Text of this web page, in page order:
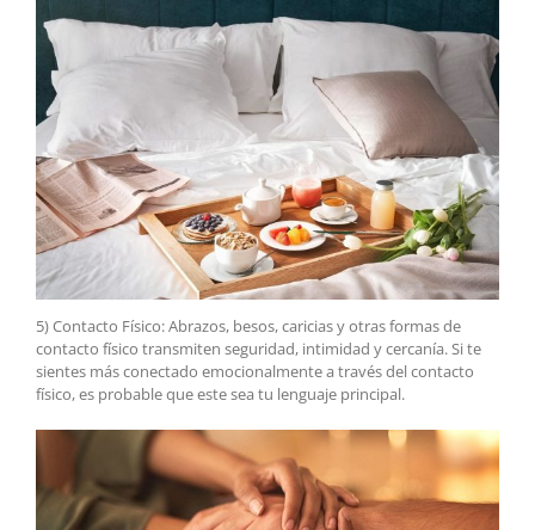
5) Contacto Físico: Abrazos, besos, caricias y otras formas de
contacto físico transmiten seguridad, intimidad y cercanía. Si te
sientes más conectado emocionalmente a través del contacto
físico, es probable que este sea tu lenguaje principal.